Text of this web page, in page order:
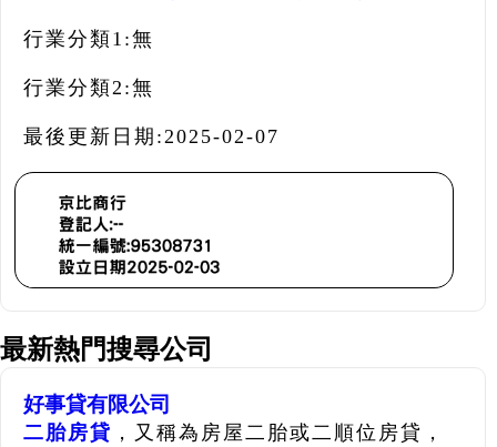
行業分類1:無
行業分類2:無
最後更新日期:2025-02-07
最新熱門搜尋公司
好事貸有限公司
二胎房貸 ，又稱為房屋二胎或二順位房貸，